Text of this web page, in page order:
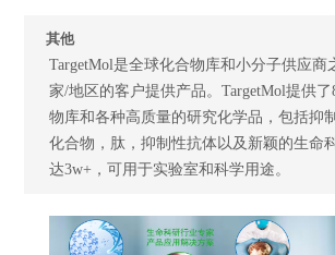
其他
TargetMol是全球化合物库和小分子供应商
家/地区的客户提供产品。TargetMol提供
物库和各种高质量的研究化学品，包括抑
化合物，肽，抑制性抗体以及新颖的生命
达3w+，可用于实验室和科学用途。